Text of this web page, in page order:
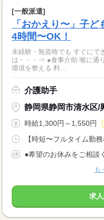
[一般派遣]
「おかえり〜」子
4時間〜OK！
未経験・無資格でも すぐにできる
は・・・⇒ ●食事介助 喉に通りやすい工夫をするなど 食事しやすい
環境を整える 料...
介護助手
静岡県静岡市清水区/
時給1,300円～1,550円
【時短〜フルタイム勤
●希望のお休みをご相談
も
求